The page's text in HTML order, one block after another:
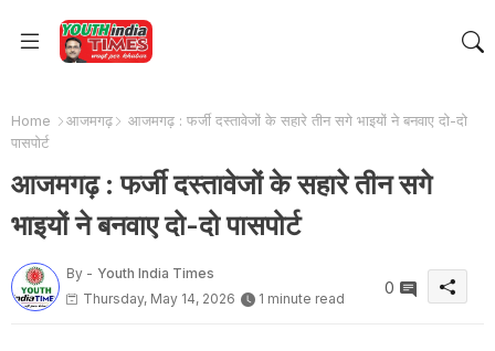
Home आजमगढ़
आजमगढ़ : फर्जी दस्तावेजों के सहारे तीन सगे भाइयों ने बनवाए दो-दो
पासपोर्ट
आजमगढ़ : फर्जी दस्तावेजों के सहारे तीन सगे
भाइयों ने बनवाए दो-दो पासपोर्ट
By - Youth India Times
Thursday, May 14, 2026
1 minute read
0